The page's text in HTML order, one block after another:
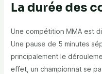
La durée des
Une compétition MMA est
Une pause de 5 minutes
principalement le
effet, un championnat se